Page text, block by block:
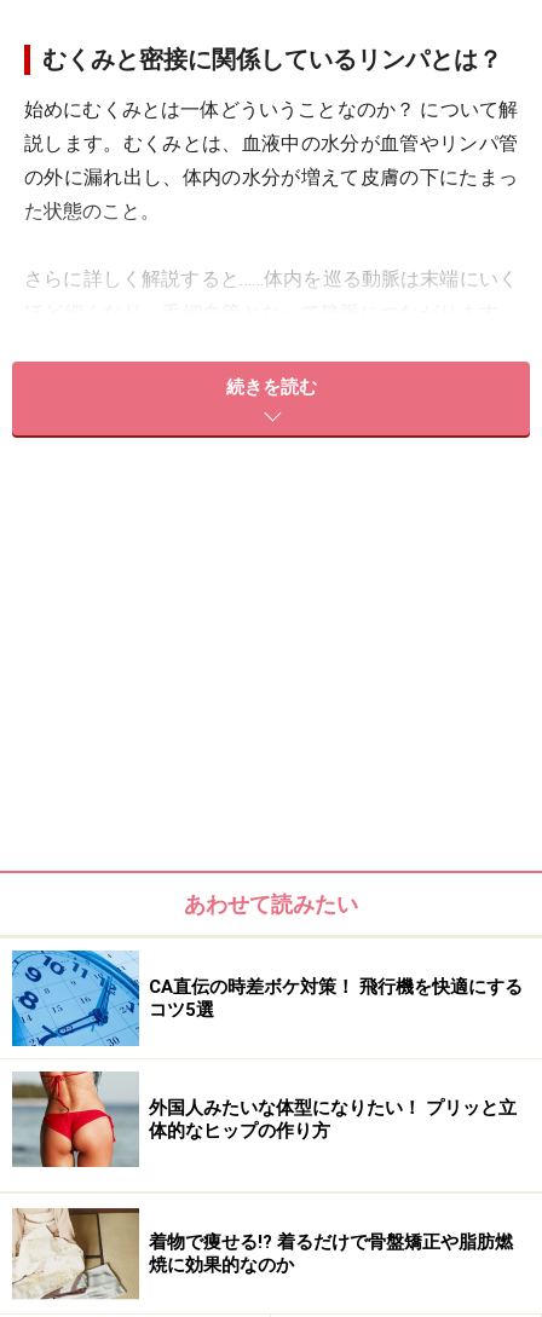
むくみと密接に関係しているリンパとは？
始めにむくみとは一体どういうことなのか？ について解
説します。むくみとは、血液中の水分が血管やリンパ管
の外に漏れ出し、体内の水分が増えて皮膚の下にたまっ
た状態のこと。
さらに詳しく解説すると……体内を巡る動脈は末端にいく
一部が漏れ出て細胞の間を流れます。この流れ出たもの
は「細胞間液」と呼ばれ、細胞内に必要な成分を行き渡
リンパの仕組みと役割
リンパとは、全身に網目のように張り巡らされているも
ので、免疫機能に関わるほか、細胞から排出された老廃
のリンパには、体内を巡って水分や老廃物を運搬する
「リンパ管」と、リンパ液を集めて浄化するフィルター
のような働きをしている「リンパ節」（首、脇、脚の付
続きを読む
あわせて読みたい
CA直伝の時差ボケ対策！ 飛行機を快適にする
コツ5選
外国人みたいな体型になりたい！ プリッと立
体的なヒップの作り方
着物で痩せる!? 着るだけで骨盤矯正や脂肪燃
焼に効果的なのか